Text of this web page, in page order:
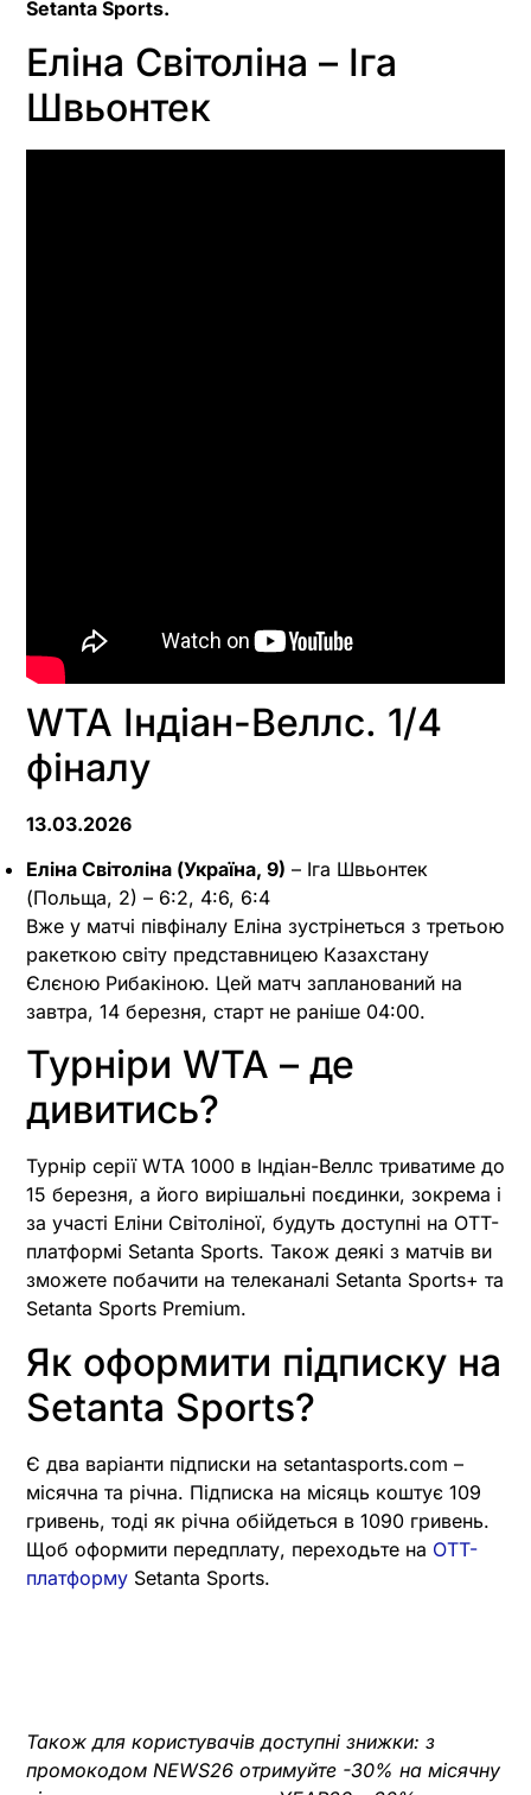
Setanta Sports.
Еліна Світоліна – Іга
Швьонтек
WTA Індіан-Веллс. 1/4
фіналу
13.03.2026
Еліна Світоліна (Україна, 9) – Іга Швьонтек
(Польща, 2) – 6:2, 4:6, 6:4
Вже у матчі півфіналу Еліна зустрінеться з третьою
ракеткою світу представницею Казахстану
Єлєною Рибакіною. Цей матч запланований на
завтра, 14 березня, старт не раніше 04:00.
Турніри WTA – де
дивитись?
Турнір серії WTA 1000 в Індіан-Веллс триватиме до
15 березня, а його вирішальні поєдинки, зокрема і
за участі Еліни Світоліної, будуть доступні на OTT-
платформі Setanta Sports. Також деякі з матчів ви
зможете побачити на телеканалі Setanta Sports+ та
Setanta Sports Premium.
Як оформити підписку на
Setanta Sports?
Є два варіанти підписки на setantasports.com –
місячна та річна. Підписка на місяць коштує 109
гривень, тоді як річна обійдеться в 1090 гривень.
Щоб оформити передплату, переходьте на OTT-
платформу Setanta Sports.
Також для користувачів доступні знижки: з
промокодом NEWS26 отримуйте -30% на місячну